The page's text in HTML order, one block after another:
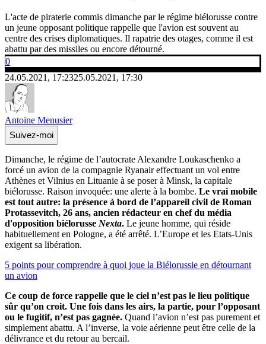
L'acte de piraterie commis dimanche par le régime biélorusse contre
un jeune opposant politique rappelle que l'avion est souvent au
centre des crises diplomatiques. Il rapatrie des otages, comme il est
abattu par des missiles ou encore détourné.
0
24.05.2021, 17:2325.05.2021, 17:30
Antoine Menusier
Suivez-moi
Dimanche, le régime de l’autocrate Alexandre Loukaschenko a
forcé un avion de la compagnie Ryanair effectuant un vol entre
Athènes et Vilnius en Lituanie à se poser à Minsk, la capitale
biélorusse. Raison invoquée: une alerte à la bombe. Le vrai mobile
est tout autre: la présence à bord de l’appareil civil de Roman
Protassevitch, 26 ans, ancien rédacteur en chef du média
d'opposition biélorusse Nexta. Le jeune homme, qui réside
habituellement en Pologne, a été arrêté. L’Europe et les Etats-Unis
exigent sa libération.
5 points pour comprendre à quoi joue la Biélorussie en détournant
un avion
Ce coup de force rappelle que le ciel n’est pas le lieu politique
sûr qu’on croit. Une fois dans les airs, la partie, pour l’opposant
ou le fugitif, n’est pas gagnée. Quand l’avion n’est pas purement et
simplement abattu. A l’inverse, la voie aérienne peut être celle de la
délivrance et du retour au bercail.